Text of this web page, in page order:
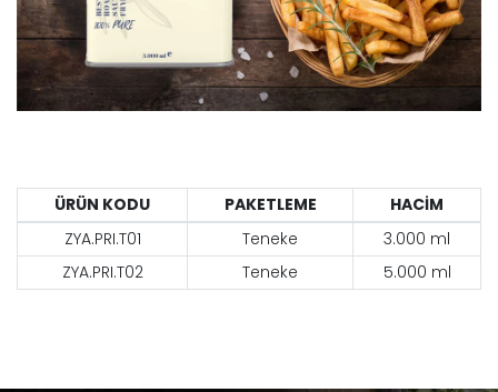
ÜRÜN KODU PAKETLEME
HACİM
ZYA.PRI.T01
Teneke
3.000 ml
ZYA.PRI.T02
Teneke 5.000 ml